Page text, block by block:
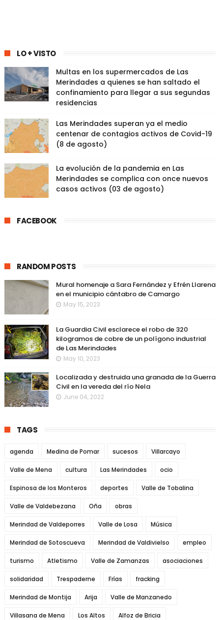
LO + VISTO
Multas en los supermercados de Las
Merindades a quienes se han saltado el
confinamiento para llegar a sus segundas
residencias
Las Merindades superan ya el medio
centenar de contagios activos de Covid-19
(8 de agosto)
La evolución de la pandemia en Las
Merindades se complica con once nuevos
casos activos (03 de agosto)
FACEBOOK
RANDOM POSTS
Mural homenaje a Sara Fernández y Efrén Llarena
en el municipio cántabro de Camargo
May 15, 2023
La Guardia Civil esclarece el robo de 320
kilogramos de cobre de un polígono industrial
de Las Merindades
May 10, 2023
Localizada y destruida una granada de la Guerra
Civil en la vereda del río Nela
June 04, 2022
TAGS
agenda Medina de Pomar sucesos Villarcayo
Valle de Mena cultura Las Merindades ocio
Espinosa de los Monteros deportes Valle de Tobalina
Valle de Valdebezana Oña obras
Merindad de Valdeporres Valle de Losa Música
Merindad de Sotoscueva Merindad de Valdivielso empleo
turismo Atletismo Valle de Zamanzas asociaciones
solidaridad Trespaderne Frías fracking
Merindad de Montija Arija Valle de Manzanedo
Villasana de Mena Los Altos Alfoz de Bricia